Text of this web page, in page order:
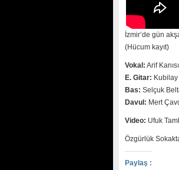
İzmir’de gün
(Hücum kayıt)
Vokal: Arif
E. Gitar:
Bas: Selçuk
Davul: Mert
Video: Ufuk
Özgürlük
Paylaş :